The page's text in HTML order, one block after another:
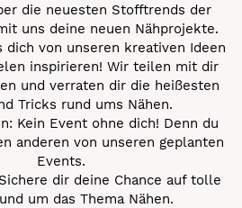
die neuesten Stofftrends der
uns deine neuen Nähprojekte.
dich von unseren kreativen Ideen
inspirieren! Wir teilen mit dir
und verraten dir die heißesten
Tricks rund ums Nähen.
Kein Event ohne dich! Denn du
anderen von unseren geplanten
Events.
dir deine Chance auf tolle
um das Thema Nähen.